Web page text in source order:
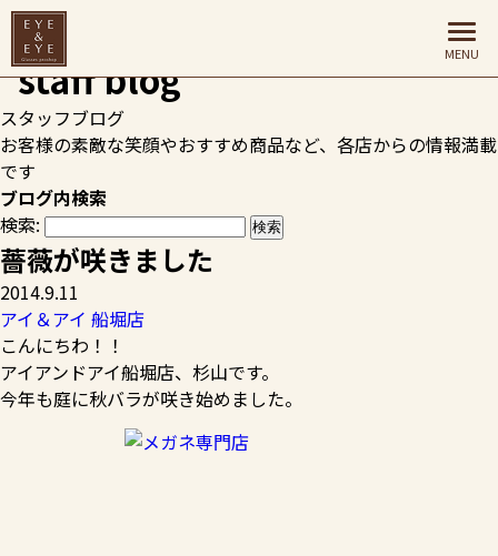
HOME>
した
スタッフブログ
お客様の素敵な笑顔やおすすめ商品など、各店からの情報満載
です
ブログ内検索
検索:
薔薇が咲きました
2014.9.11
アイ＆アイ 船堀店
こんにちわ！！
アイアンドアイ船堀店、杉山です。
今年も庭に秋バラが咲き始めました。